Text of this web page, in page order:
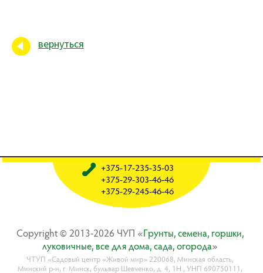
вернуться
Copyright © 2013-2026 ЧУП «Гpyнты, ceмeнa, гopшки,
лyкoвичныe, вce для дoмa, caдa, oгopoдa»
ЧТУП «Садовый центр «Живой мир» 220068, Минская область,
Минский р-н, г. Минск, бульвар Шевченко, д. 4, 1Н., УНП 690750111,
+375-17-235-35-03
+375-29-303-46-46
+375-29-245-46-46